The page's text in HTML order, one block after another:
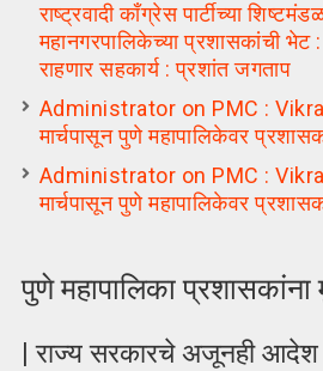
राष्ट्रवादी काँग्रेस पार्टीच्या
महानगरपालिकेच्या प्रशासकांची भेट
राहणार सहकार्य : प्रशांत जगताप
Administrator on PMC :
मार्चपासून पुणे महापालिकेवर
Administrator on PMC :
मार्चपासून पुणे महापालिकेवर
पुणे महापालिका
| राज्य सरकारचे अजूनही आदेश